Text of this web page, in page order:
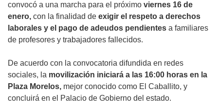
convocó a una marcha para el próximo viernes 16 de
enero, con la finalidad de exigir el respeto a derechos
laborales y el pago de adeudos pendientes a familiares
de profesores y trabajadores fallecidos.
De acuerdo con la convocatoria difundida en redes
sociales, la movilización iniciará a las 16:00 horas en la
Plaza Morelos, mejor conocido como El Caballito, y
concluirá en el Palacio de Gobierno del estado.